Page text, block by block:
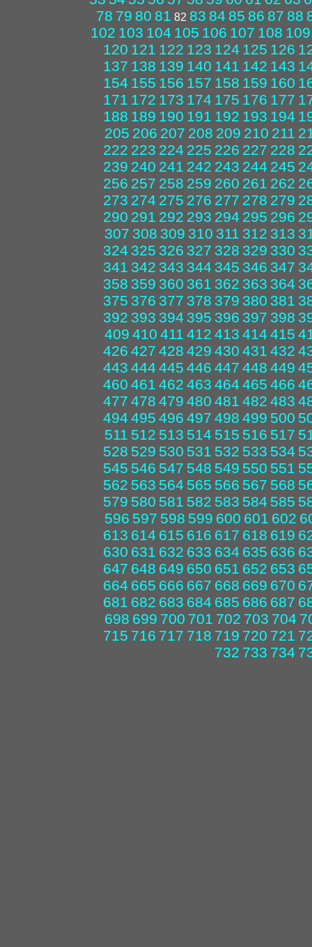
78 79 80 81 82 83 84 85 86 87 88
102 103 104 105 106 107 108 109
120 121 122 123 124 125 126
137 138 139 140 141 142 143
154 155 156 157 158 159 160
171 172 173 174 175 176 177
188 189 190 191 192 193 194
205 206 207 208 209 210 211
222 223 224 225 226 227 228
239 240 241 242 243 244 245
256 257 258 259 260 261 262
273 274 275 276 277 278 279
290 291 292 293 294 295 296
307 308 309 310 311 312 313
324 325 326 327 328 329 330
341 342 343 344 345 346 347
358 359 360 361 362 363 364
375 376 377 378 379 380 381
392 393 394 395 396 397 398
409 410 411 412 413 414 415
426 427 428 429 430 431 432
443 444 445 446 447 448 449
460 461 462 463 464 465 466
477 478 479 480 481 482 483
494 495 496 497 498 499 500
511 512 513 514 515 516 517
528 529 530 531 532 533 534
545 546 547 548 549 550 551
562 563 564 565 566 567 568
579 580 581 582 583 584 585
596 597 598 599 600 601 602
613 614 615 616 617 618 619
630 631 632 633 634 635 636
647 648 649 650 651 652 653
664 665 666 667 668 669 670
681 682 683 684 685 686 687
698 699 700 701 702 703 704
715 716 717 718 719 720 721
732 733 734